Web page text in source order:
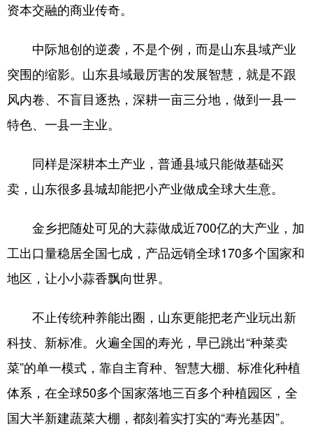
健康 微视齐鲁
多语种频道
English Español Français عربى
Русский язык
Deutsch Português
资本交融的商业传奇。
中际旭创的逆袭，不是个例，而是山东县域产业
突围的缩影。山东县域最厉害的发展智慧，就是不跟
风内卷、不盲目逐热，深耕一亩三分地，做到一县一
特色、一县一主业。
同样是深耕本土产业，普通县域只能做基础买
卖，山东很多县城却能把小产业做成全球大生意。
金乡把随处可见的大蒜做成近700亿的大产业，加
工出口量稳居全国七成，产品远销全球170多个国家和
地区，让小小蒜香飘向世界。
不止传统种养能出圈，山东更能把老产业玩出新
科技、新标准。火遍全国的寿光，早已跳出“种菜卖
菜”的单一模式，靠自主育种、智慧大棚、标准化种植
体系，在全球50多个国家落地三百多个种植园区，全
国大半新建蔬菜大棚，都刻着实打实的“寿光基因”。